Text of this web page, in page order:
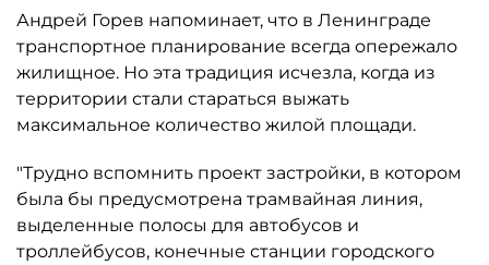
Андрей Горев напоминает, что в Ленинграде
транспортное планирование всегда опережало
жилищное. Но эта традиция исчезла, когда из
территории стали стараться выжать
максимальное количество жилой площади.
"Трудно вспомнить проект застройки, в котором
была бы предусмотрена трамвайная линия,
выделенные полосы для автобусов и
троллейбусов, конечные станции городского